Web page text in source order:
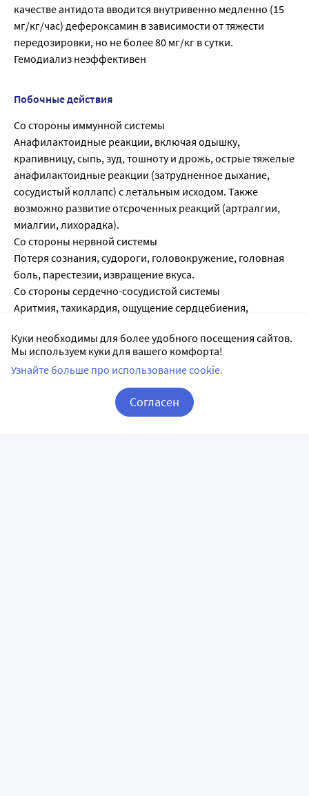
качестве антидота вводится внутривенно медленно (15
мг/кг/час) дефероксамин в зависимости от тяжести
передозировки, но не более 80 мг/кг в сутки.
Гемодиализ неэффективен
Побочные действия
Со стороны иммунной системы
Анафилактоидные реакции, включая одышку,
крапивницу, сыпь, зуд, тошноту и дрожь, острые тяжелые
анафилактоидные реакции (затрудненное дыхание,
сосудистый коллапс) с летальным исходом. Также
возможно развитие отсроченных реакций (артралгии,
миалгии, лихорадка).
Со стороны нервной системы
Потеря сознания, судороги, головокружение, головная
боль, парестезии, извращение вкуса.
Со стороны сердечно-сосудистой системы
Аритмия, тахикардия, ощущение сердцебиения,
давления.
Со стороны дыхательной системы
Бронхоспазм, одышка.
Со стороны пищеварительной системы
Диспепсические явления (в т.ч. тошнота, рвота), боль в
Куки необходимы для более удобного посещения сайтов.
Мы используем куки для вашего комфорта!
Узнайте больше про использование cookie.
Согласен